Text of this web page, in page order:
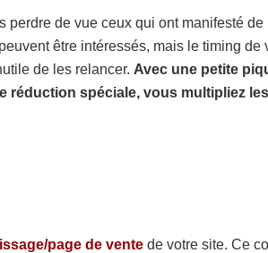
perdre de vue ceux qui ont manifesté de
être intéressés, mais le timing de
de les relancer. Avec une petite
réduction spéciale, vous multipliez les
page de vente de votre site. Ce